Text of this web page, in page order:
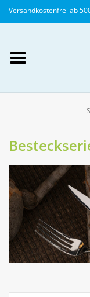
Versandkostenfrei ab
anlegen
Gedeckter Tisch
Buffet
Fingerfood
Aufsteller